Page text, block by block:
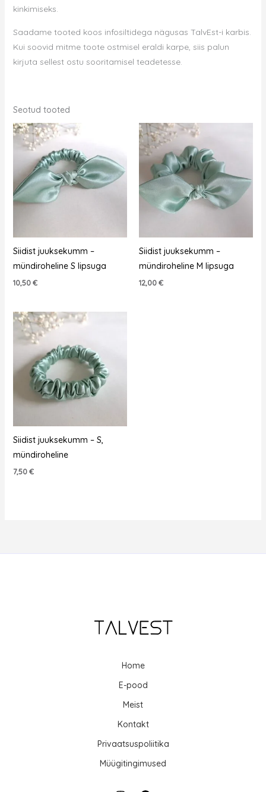
kinkimiseks.
Saadame tooted koos infosiltidega nägusas TalvEst-i karbis.
Kui soovid mitme toote ostmisel eraldi karpe, siis palun
kirjuta sellest ostu sooritamisel teadetesse.
Seotud tooted
Siidist juuksekumm –
mündiroheline S lipsuga
10,50€
Siidist juuksekumm –
mündiroheline M lipsuga
12,00€
Siidist juuksekumm – S,
mündiroheline
7,50€
Home
E-pood
Meist
Kontakt
Privaatsuspoliitika
Müügitingimused